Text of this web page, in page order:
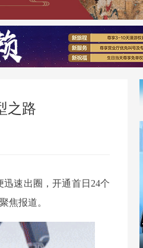
之路
迅速出圈，开通首日24个
焦报道。